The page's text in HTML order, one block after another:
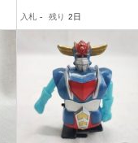
入札 - 残り 2日